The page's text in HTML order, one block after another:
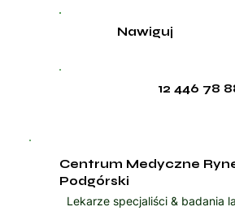
12 446 78
Nawiguj
Centrum Medyczne
Podgórski
Lekarze specjaliści & badania